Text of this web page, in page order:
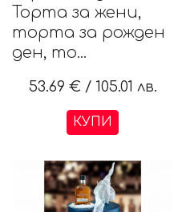
Торта за жени,
торта за рожден
ден, то...
53.69 € / 105.01 лв.
КУПИ